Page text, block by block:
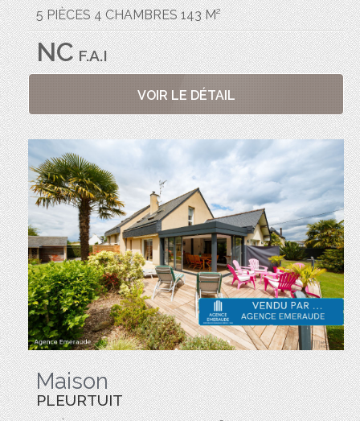
5 PIÈCES 4 CHAMBRES 143 M²
NCF.A.I
VOIR LE DÉTAIL
Maison
PLEURTUIT